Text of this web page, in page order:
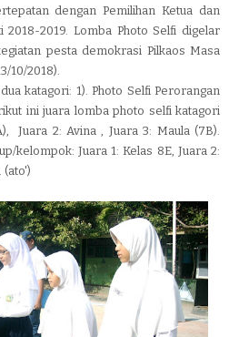
dengan Pemilihan Ketua dan
2018-2019. Lomba Photo Selfi digelar
pesta demokrasi Pilkaos Masa
10/2018).
katagori: 1). Photo Selfi Perorangan
ini juara lomba photo selfi katagori
Juara 2: Avina , Juara 3: Maula (7B).
kelompok: Juara 1: Kelas 8E, Juara 2:
(ato')